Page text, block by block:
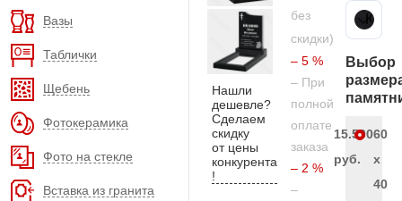
Вазы
Таблички
Щебень
Фотокерамика
Фото на стекле
Вставка из гранита
Нашли
дешевле?
Сделаем
скидку
от цены
конкурента
!
без
скидки)
– 5 %
– При
полной
оплате
заказа
– 2 %
–
Карельский гранит
Выбор
15.500
руб.
60
x
40